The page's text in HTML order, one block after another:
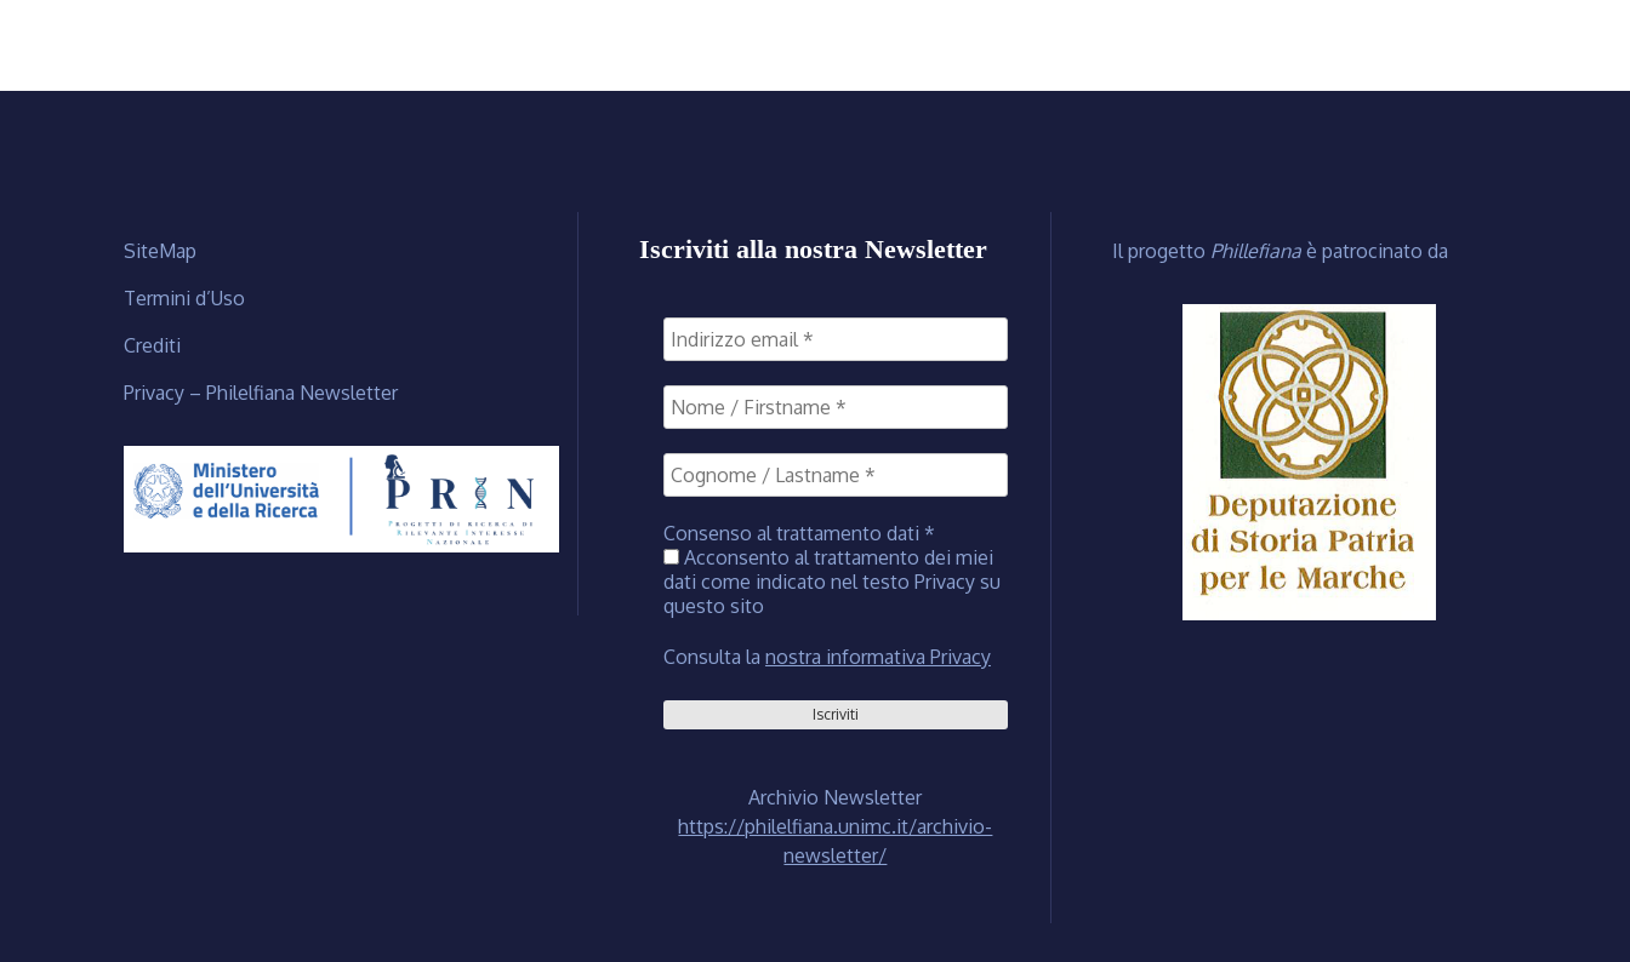
SiteMap
Termini d’Uso
Crediti
Privacy – Philelfiana Newsletter
Iscriviti alla nostra Newsletter
Consenso al trattamento dati *
Acconsento al trattamento dei miei
dati come indicato nel testo Privacy su
questo sito
Consulta la nostra informativa Privacy
Archivio Newsletter
https://philelfiana.unimc.it/archivio-
newsletter/
Il progetto Phillefiana è patrocinato da